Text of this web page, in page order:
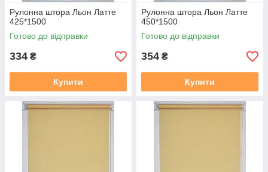
Рулонна штора Льон Латте
425*1500
Готово до відправки
334 ₴
Купити
Рулонна штора Льон Латте
450*1500
Готово до відправки
354 ₴
Купити